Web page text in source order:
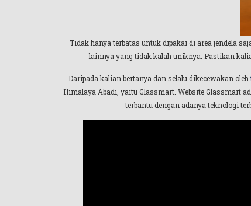
Tidak hanya terbatas untuk dipakai di area jendela
lainnya yang tidak kalah uniknya. Pastikan
Daripada kalian bertanya dan selalu dikecewakan oleh
Himalaya Abadi, yaitu Glassmart. Website Glassmart
terbantu dengan adanya teknologi